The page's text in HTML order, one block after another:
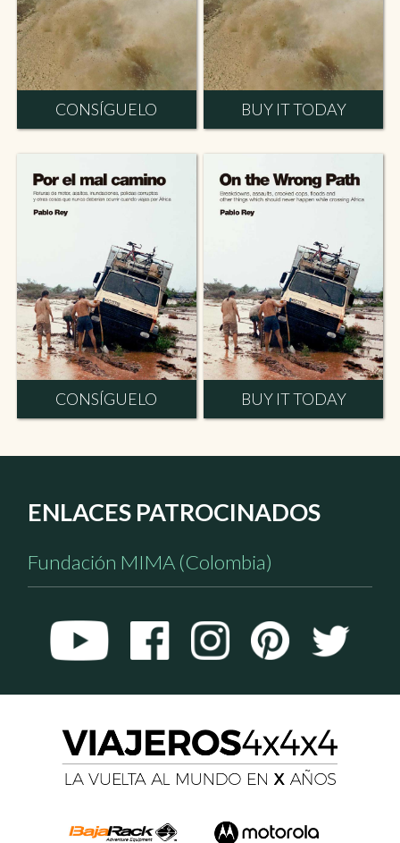
CONSÍGUELO BUY IT TODAY
CONSÍGUELO BUY IT TODAY
ENLACES PATROCINADOS
Fundación MIMA (Colombia)